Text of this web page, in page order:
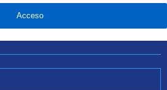
Acceso